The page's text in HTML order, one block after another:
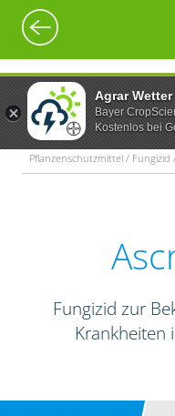
Agrar Wetter
Bayer
Kostenlos bei
Pflanzenschutzmittel / Fungizid
Fungizid zur
Krankheiten